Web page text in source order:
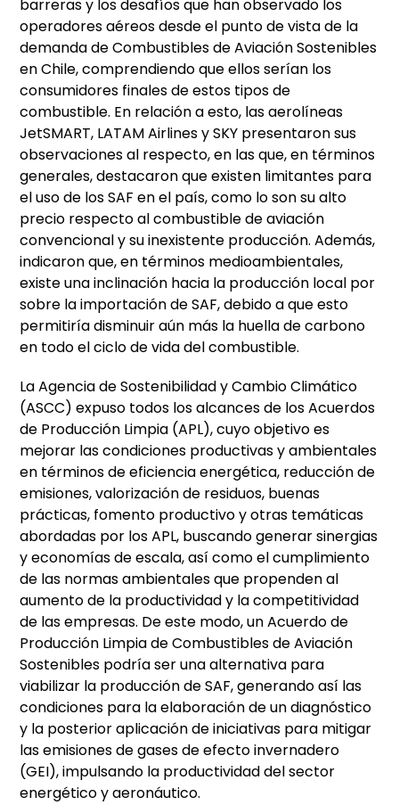
barreras y los desafíos que han observado los
operadores aéreos desde el punto de vista de la
demanda de Combustibles de Aviación Sostenibles
en Chile, comprendiendo que ellos serían los
consumidores finales de estos tipos de
combustible. En relación a esto, las aerolíneas
JetSMART, LATAM Airlines y SKY presentaron sus
observaciones al respecto, en las que, en términos
generales, destacaron que existen limitantes para
el uso de los SAF en el país, como lo son su alto
precio respecto al combustible de aviación
convencional y su inexistente producción. Además,
indicaron que, en términos medioambientales,
existe una inclinación hacia la producción local por
sobre la importación de SAF, debido a que esto
permitiría disminuir aún más la huella de carbono
en todo el ciclo de vida del combustible.
La Agencia de Sostenibilidad y Cambio Climático
(ASCC) expuso todos los alcances de los Acuerdos
de Producción Limpia (APL), cuyo objetivo es
mejorar las condiciones productivas y ambientales
en términos de eficiencia energética, reducción de
emisiones, valorización de residuos, buenas
prácticas, fomento productivo y otras temáticas
abordadas por los APL, buscando generar sinergias
y economías de escala, así como el cumplimiento
de las normas ambientales que propenden al
aumento de la productividad y la competitividad
de las empresas. De este modo, un Acuerdo de
Producción Limpia de Combustibles de Aviación
Sostenibles podría ser una alternativa para
viabilizar la producción de SAF, generando así las
condiciones para la elaboración de un diagnóstico
y la posterior aplicación de iniciativas para mitigar
las emisiones de gases de efecto invernadero
(GEI), impulsando la productividad del sector
energético y aeronáutico.